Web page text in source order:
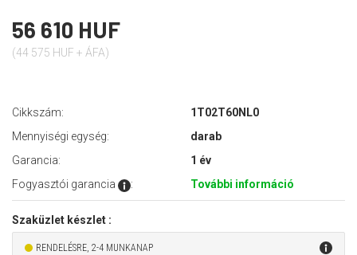
56 610 HUF
(44 575 HUF + ÁFA)
Cikkszám:
1T02T60NL0
Mennyiségi egység:
darab
Garancia:
1 év
Fogyasztói garancia
: További információ
Szaküzlet készlet :
RENDELÉSRE, 2-4 MUNKANAP